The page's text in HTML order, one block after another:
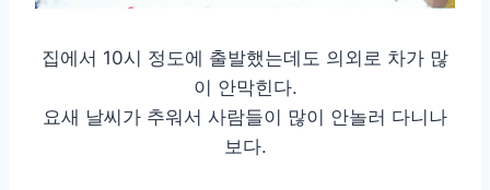
집에서 10시 정도에 출발했는데도 의외로 차가 많
이 안막힌다.
요새 날씨가 추워서 사람들이 많이 안놀러 다니나
보다.